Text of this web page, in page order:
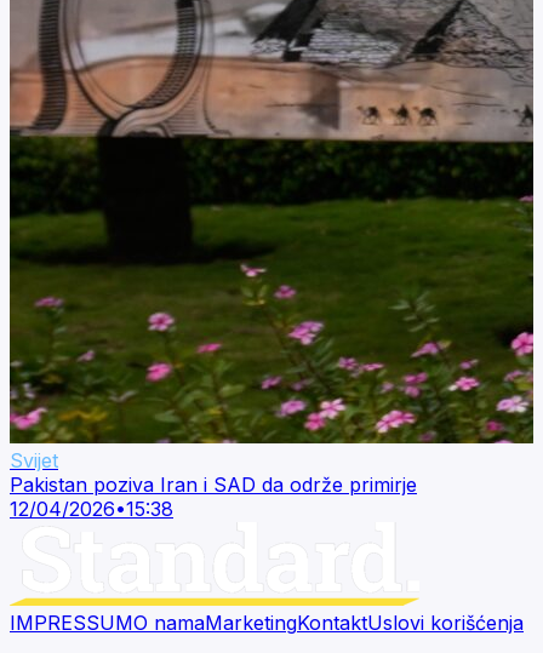
Svijet
Pakistan poziva Iran i SAD da održe primirje
12/04/2026•15:38
IMPRESSUMO namaMarketingKontaktUslovi korišćenja